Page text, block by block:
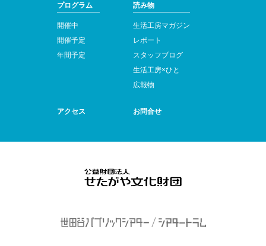
プログラム
開催中
開催予定
年間予定
読み物
生活工房マガジン
レポート
スタッフブログ
生活工房×ひと
広報物
アクセス お問合せ